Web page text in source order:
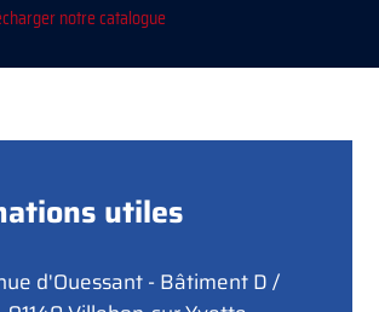
notre catalogue
utiles
d'Ouessant - Bâtiment D /